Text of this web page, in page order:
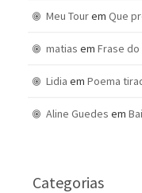
Meu Tourem Que
matias em Frase do
Lidia em Poema
Aline Guedes em
Categorias